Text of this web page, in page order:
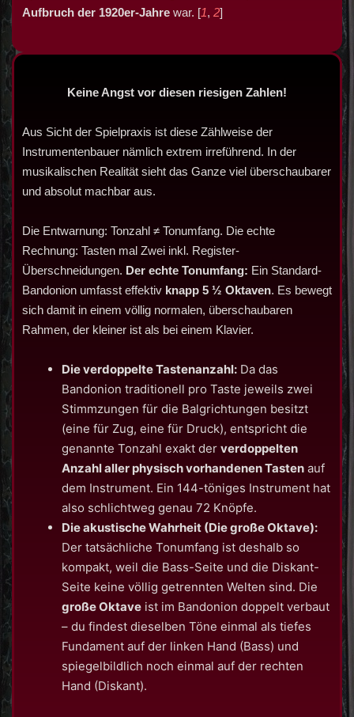
Aufbruch der 1920er-Jahre war. [1, 2]
Keine Angst vor diesen riesigen Zahlen!
Aus Sicht der Spielpraxis ist diese Zählweise der
Instrumentenbauer nämlich extrem irreführend. In der
musikalischen Realität sieht das Ganze viel überschaubarer
und absolut machbar aus.
Die Entwarnung: Tonzahl ≠ Tonumfang. Die echte
Rechnung: Tasten mal Zwei inkl. Register-
Überschneidungen. Der echte Tonumfang: Ein Standard-
Bandonion umfasst effektiv knapp 5 ½ Oktaven. Es bewegt
sich damit in einem völlig normalen, überschaubaren
Rahmen, der kleiner ist als bei einem Klavier.
Die verdoppelte Tastenanzahl: Da das
Bandonion traditionell pro Taste jeweils zwei
Stimmzungen für die Balgrichtungen besitzt
(eine für Zug, eine für Druck), entspricht die
genannte Tonzahl exakt der verdoppelten
Anzahl aller physisch vorhandenen Tasten auf
dem Instrument. Ein 144-töniges Instrument hat
also schlichtweg genau 72 Knöpfe.
Die akustische Wahrheit (Die große Oktave):
Der tatsächliche Tonumfang ist deshalb so
kompakt, weil die Bass-Seite und die Diskant-
Seite keine völlig getrennten Welten sind. Die
große Oktave ist im Bandonion doppelt verbaut
– du findest dieselben Töne einmal als tiefes
Fundament auf der linken Hand (Bass) und
spiegelbildlich noch einmal auf der rechten
Hand (Diskant).